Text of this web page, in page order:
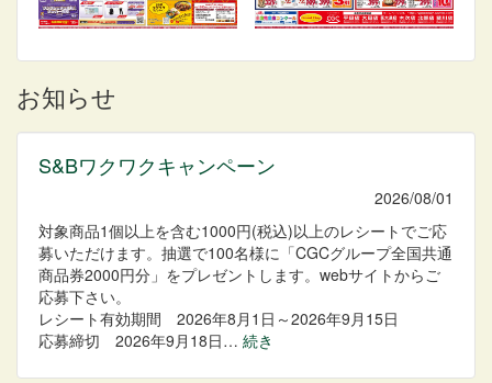
お知らせ
S&Bワクワクキャンペーン
2026/08/01
対象商品1個以上を含む1000円(税込)以上のレシートでご応
募いただけます。抽選で100名様に「CGCグループ全国共通
商品券2000円分」をプレゼントします。webサイトからご
応募下さい。
レシート有効期間 2026年8月1日～2026年9月15日
応募締切 2026年9月18日… 続き